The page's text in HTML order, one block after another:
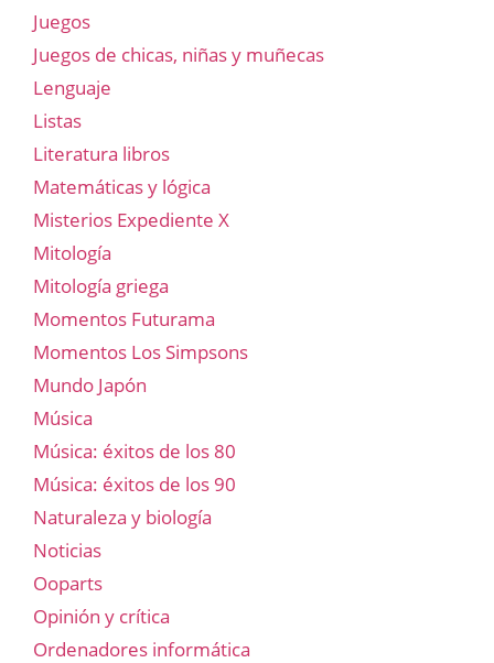
Juegos
Juegos de chicas, niñas y muñecas
Lenguaje
Listas
Literatura libros
Matemáticas y lógica
Misterios Expediente X
Mitología
Mitología griega
Momentos Futurama
Momentos Los Simpsons
Mundo Japón
Música
Música: éxitos de los 80
Música: éxitos de los 90
Naturaleza y biología
Noticias
Ooparts
Opinión y crítica
Ordenadores informática